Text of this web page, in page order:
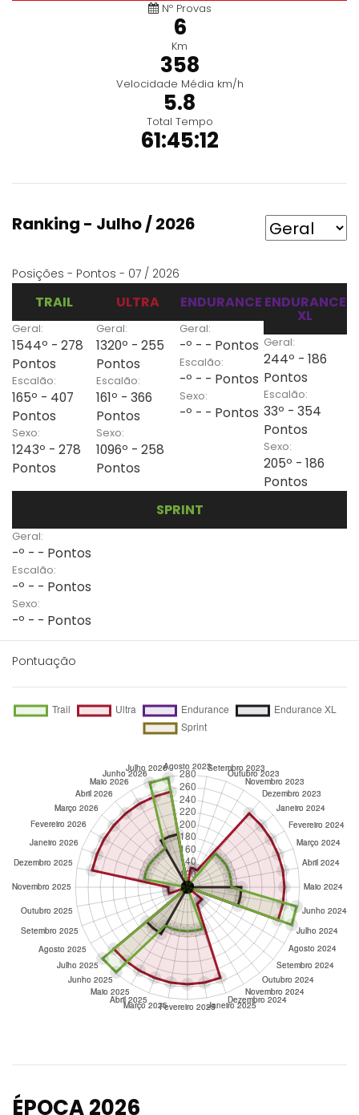
Nº Provas
6
Km
358
Velocidade Média km/h
5.8
Total Tempo
61:45:12
Ranking - Julho / 2026
Posições - Pontos - 07 / 2026
TRAIL
Geral:
1544º - 278
Pontos
Escalão:
165º - 407
Pontos
Sexo:
1243º - 278
Pontos
ULTRA
Geral:
1320º - 255
Pontos
Escalão:
161º - 366
Pontos
Sexo:
1096º - 258
Pontos
ENDURANCE
Geral:
-º - - Pontos
Escalão:
-º - - Pontos
Sexo:
-º - - Pontos
ENDURANCE
XL
Geral:
244º - 186
Pontos
Escalão:
33º - 354
Pontos
Sexo:
205º - 186
Pontos
SPRINT
Geral:
-º - - Pontos
Escalão:
-º - - Pontos
Sexo:
-º - - Pontos
Pontuação
ÉPOCA 2026